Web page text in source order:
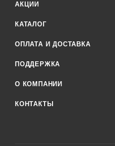
АКЦИИ
КАТАЛОГ
ОПЛАТА И ДОСТАВКА
ПОДДЕРЖКА
О КОМПАНИИ
КОНТАКТЫ